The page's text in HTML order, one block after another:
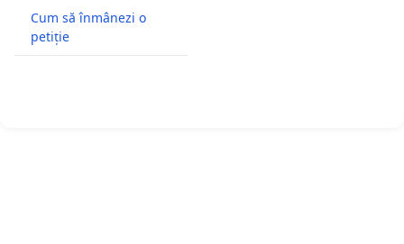
Cum să înmânezi o
petiție